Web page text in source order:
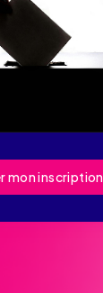
mon inscription